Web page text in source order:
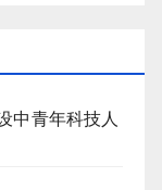
中青年科技人